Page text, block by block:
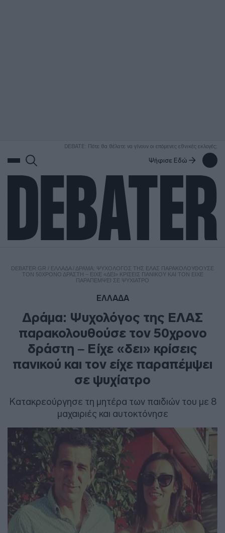
DEBATE: Πότε θα θέλατε να γίνουν οι επόμενες εθνικές εκλογές;
Ψήφισε Εδώ
DEBATER.GR / ΕΛΛΑΔΑ/ ΔΡΆΜΑ: ΨΥΧΟΛΌΓΟΣ ΤΗΣ ΕΛΑΣ ΠΑΡΑΚΟΛΟΥΘΟΎΣΕ
ΤΟΝ 50ΧΡΟΝΟ ΔΡΆΣΤΗ – ΕΊΧΕ «ΔΕΙ» ΚΡΊΣΕΙΣ ΠΑΝΙΚΟΎ ΚΑΙ ΤΟΝ ΕΊΧΕ
ΠΑΡΑΠΈΜΨΕΙ ΣΕ ΨΥΧΊΑΤΡΟ
ΕΛΛΑΔΑ
Δράμα: Ψυχολόγος της ΕΛΑΣ
παρακολουθούσε τον 50χρονο
δράστη – Είχε «δει» κρίσεις
πανικού και τον είχε παραπέμψει
σε ψυχίατρο
Κατακρεούργησε τη μητέρα των παιδιών του με 8
μαχαιριές και αυτοκτόνησε